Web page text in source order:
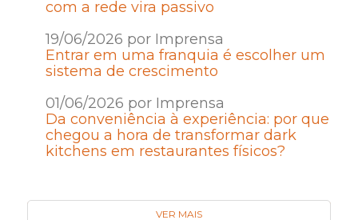
com a rede vira passivo
19/06/2026 por Imprensa
Entrar em uma franquia é escolher um
sistema de crescimento
01/06/2026 por Imprensa
Da conveniência à experiência: por que
chegou a hora de transformar dark
kitchens em restaurantes físicos?
VER MAIS